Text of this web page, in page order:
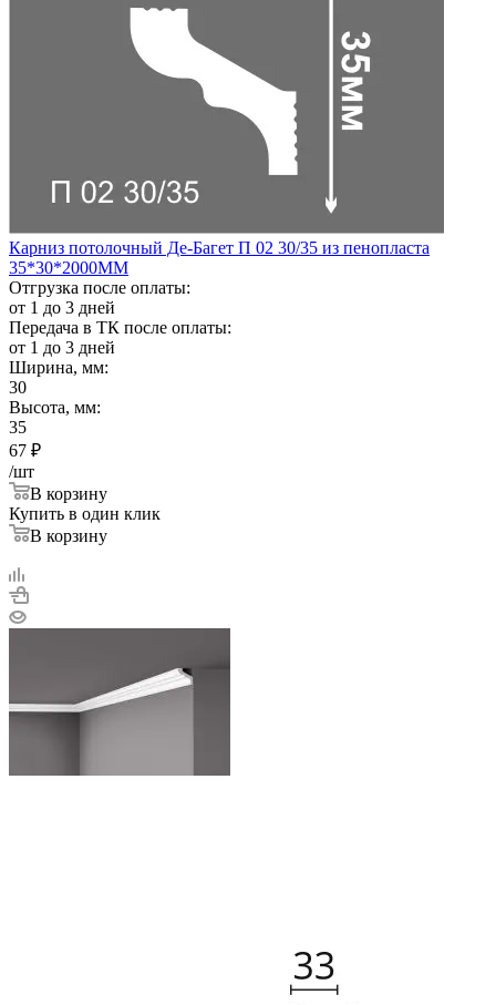
Карниз потолочный Де-Багет П 02 30/35 из пенопласта
35*30*2000ММ
Отгрузка после оплаты:
от 1 до 3 дней
Передача в ТК после оплаты:
от 1 до 3 дней
Ширина, мм:
30
Высота, мм:
35
67 ₽
/шт
В корзину
Купить в один клик
В корзину